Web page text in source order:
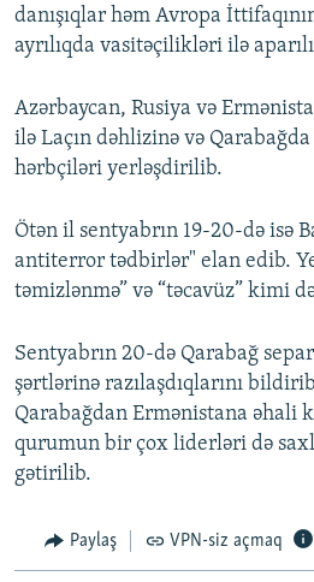
danışıqlar həm Avropa
ayrılıqda vasitəçilikləri ilə
Azərbaycan, Rusiya və
ilə Laçın dəhlizinə və
hərbçiləri yerləşdirilib.
Ötən il sentyabrın 19-20-də isə
antiterror tədbirlər" elan edib.
təmizlənmə” və “təcavüz” kimi
Sentyabrın 20-də Qarabağ
şərtlərinə razılaşdıqlarını
Qarabağdan Ermənistana əhali
qurumun bir çox liderləri də
gətirilib.
Paylaş VPN-siz açmaq